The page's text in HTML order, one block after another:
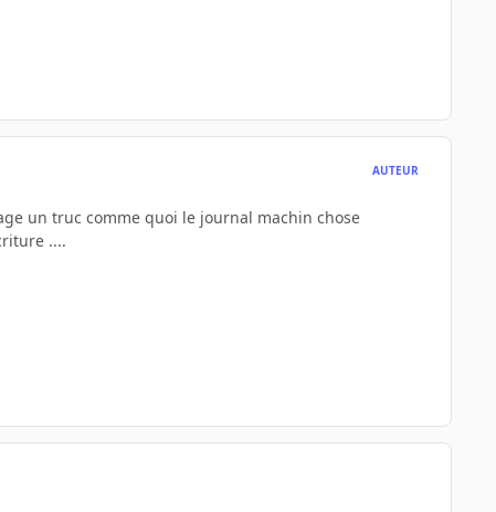
AUTEUR
un truc comme quoi le journal machin chose
....